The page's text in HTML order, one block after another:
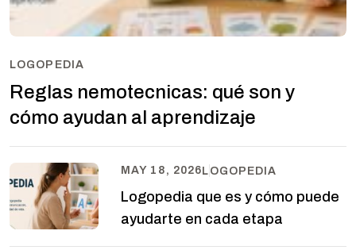
LOGOPEDIA
Reglas nemotecnicas: qué son y
cómo ayudan al aprendizaje
MAY 18, 2026 LOGOPEDIA
Logopedia que es y cómo puede
ayudarte en cada etapa